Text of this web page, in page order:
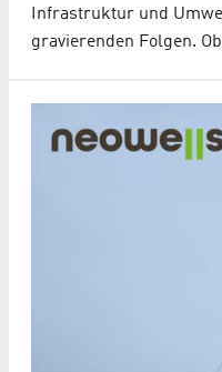
Infrastruktur und
gravierenden Folgen.